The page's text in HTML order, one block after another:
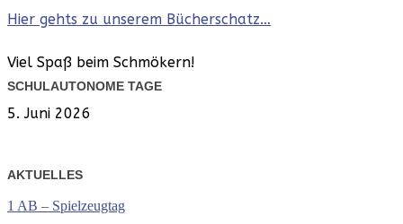
Hier gehts zu unserem Bücherschatz…
Viel Spaß beim Schmökern!
SCHULAUTONOME TAGE
5. Juni 2026
AKTUELLES
1 AB – Spielzeugtag